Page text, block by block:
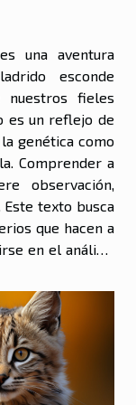
una aventura
esconde
nuestros fieles
es un reflejo de
genética como
Comprender a
observación,
Este texto busca
que hacen a
en el análisis